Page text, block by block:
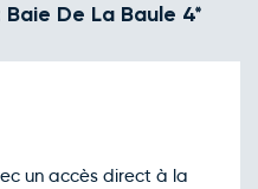
De La Baule 4*
un accès direct à la